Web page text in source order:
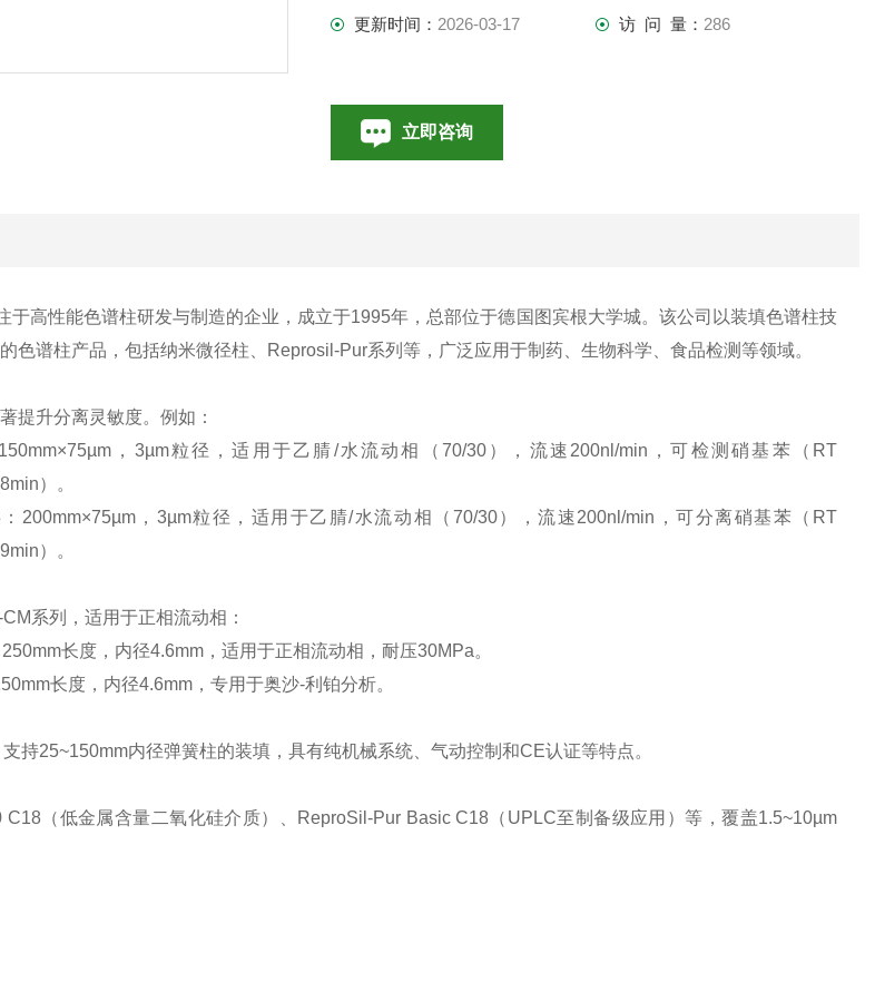
更新时间： 2026-03-17 访 问 量： 286
立即咨询
于高性能色谱柱研发与制造的企业，成立于1995年，总部位于德国图宾根大学城。该公司以装填色谱柱技
色谱柱产品，包括纳米微径柱、Reprosil-Pur系列等，广泛应用于制药、生物科学、食品检测等领域。
提升分离灵敏度。例如：
150mm×75µm，3µm粒径，适用于乙腈/水流动相（70/30），流速200nl/min，可检测硝基苯（RT
）。
：200mm×75µm，3µm粒径，适用于乙腈/水流动相（70/30），流速200nl/min，可分离硝基苯（RT
）。
系列，适用于正相流动相：
长度，内径4.6mm，适用于正相流动相，耐压30MPa。
长度，内径4.6mm，专用于奥沙-利铂分析。
持25~150mm内径弹簧柱的装填，具有纯机械系统、气动控制和CE认证等特点。
C18（低金属含量二氧化硅介质）、ReproSil-Pur Basic C18（UPLC至制备级应用）等，覆盖1.5~10µm